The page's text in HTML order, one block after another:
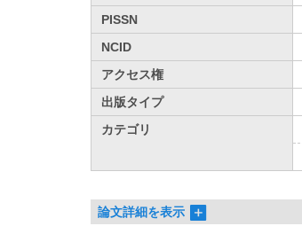
PISSN
NCID
アクセス権
出版タイプ
カテゴリ
論文詳細を表示